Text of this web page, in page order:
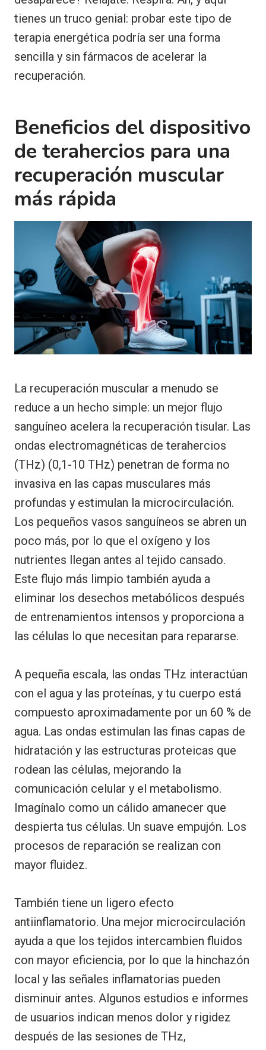
tienes un truco genial: probar este tipo de
terapia energética podría ser una forma
sencilla y sin fármacos de acelerar la
recuperación.
Beneficios del dispositivo
de terahercios para una
recuperación muscular
más rápida
La recuperación muscular a menudo se
reduce a un hecho simple: un mejor flujo
sanguíneo acelera la recuperación tisular. Las
ondas electromagnéticas de terahercios
(THz) (0,1-10 THz) penetran de forma no
invasiva en las capas musculares más
profundas y estimulan la microcirculación.
Los pequeños vasos sanguíneos se abren un
poco más, por lo que el oxígeno y los
nutrientes llegan antes al tejido cansado.
Este flujo más limpio también ayuda a
eliminar los desechos metabólicos después
de entrenamientos intensos y proporciona a
las células lo que necesitan para repararse.
A pequeña escala, las ondas THz interactúan
con el agua y las proteínas, y tu cuerpo está
compuesto aproximadamente por un 60 % de
agua. Las ondas estimulan las finas capas de
hidratación y las estructuras proteicas que
rodean las células, mejorando la
comunicación celular y el metabolismo.
Imagínalo como un cálido amanecer que
despierta tus células. Un suave empujón. Los
procesos de reparación se realizan con
mayor fluidez.
También tiene un ligero efecto
antiinflamatorio. Una mejor microcirculación
ayuda a que los tejidos intercambien fluidos
con mayor eficiencia, por lo que la hinchazón
local y las señales inflamatorias pueden
disminuir antes. Algunos estudios e informes
de usuarios indican menos dolor y rigidez
después de las sesiones de THz,